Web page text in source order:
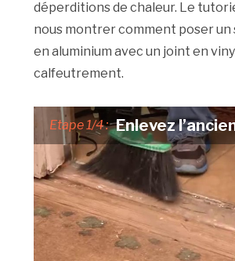
déperditions de chaleur. Le
nous montrer comment poser un
en aluminium avec un joint en
calfeutrement.
Etape 1/4 : Enlevez